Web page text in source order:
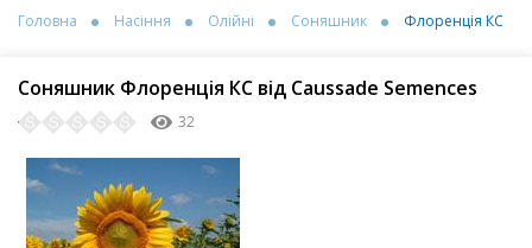
Головна Насіння Олійні Соняшник Флоренція КС
Соняшник Флоренція КС від Caussade Semences
32